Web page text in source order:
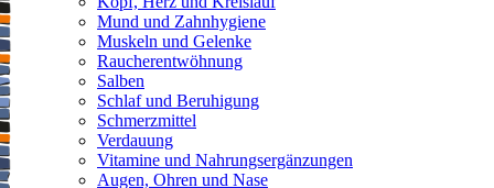
Mund und Zahnhygiene
Muskeln und Gelenke
Raucherentwöhnung
Salben
Schlaf und Beruhigung
Schmerzmittel
Verdauung
Vitamine und Nahrungsergänzungen
Augen, Ohren und Nase